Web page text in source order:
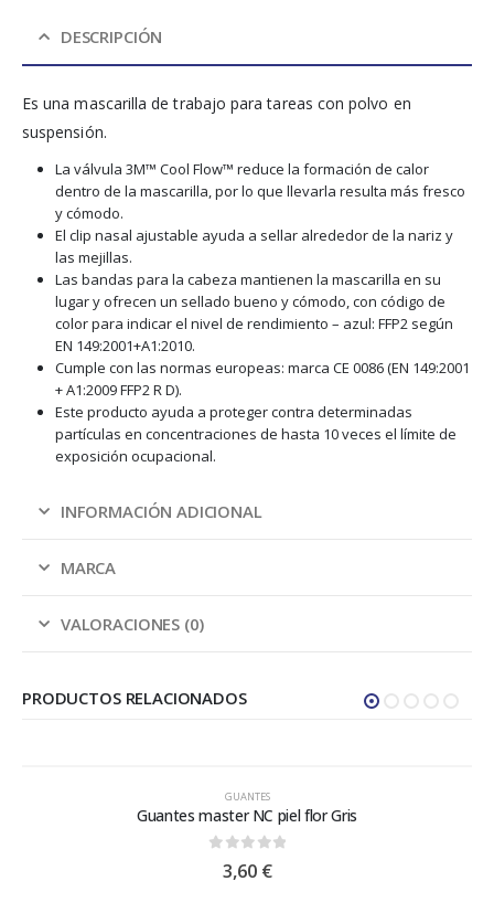
DESCRIPCIÓN
Es una mascarilla de trabajo para tareas con polvo en
suspensión.
La válvula 3M™ Cool Flow™ reduce la formación de calor
dentro de la mascarilla, por lo que llevarla resulta más fresco
y cómodo.
El clip nasal ajustable ayuda a sellar alrededor de la nariz y
las mejillas.
Las bandas para la cabeza mantienen la mascarilla en su
lugar y ofrecen un sellado bueno y cómodo, con código de
color para indicar el nivel de rendimiento – azul: FFP2 según
EN 149:2001+A1:2010.
Cumple con las normas europeas: marca CE 0086 (EN 149:2001
+ A1:2009 FFP2 R D).
Este producto ayuda a proteger contra determinadas
partículas en concentraciones de hasta 10 veces el límite de
exposición ocupacional.
INFORMACIÓN ADICIONAL
MARCA
VALORACIONES (0)
PRODUCTOS RELACIONADOS
GUANTES
Guantes master NC piel flor Gris
3,60 €